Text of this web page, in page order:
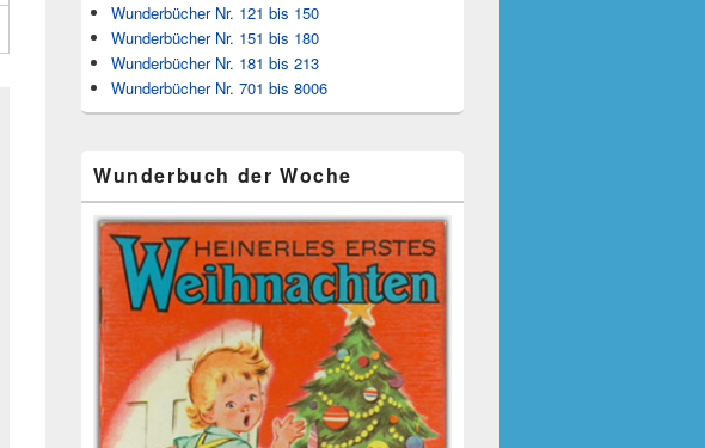
Wunderbücher Nr. 121 bis 150
Wunderbücher Nr. 151 bis 180
Wunderbücher Nr. 181 bis 213
Wunderbücher Nr. 701 bis 8006
Wunderbuch der Woche